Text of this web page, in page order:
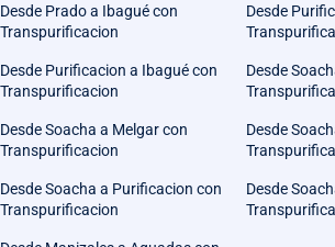
Desde Prado a Ibagué con
Transpurificacion
Desde
Desde Purificacion a Ibagué con
Transpurificacion
Desde
Desde Soacha a Melgar con
Transpurificacion
Desde
Desde Soacha a Purificacion con
Transpurificacion
Desde